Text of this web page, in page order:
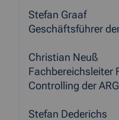
Stefan Graaf
Geschäftsführer
Christian Neuß
Fachbereichsleiter
Controlling der
Stefan Dederichs